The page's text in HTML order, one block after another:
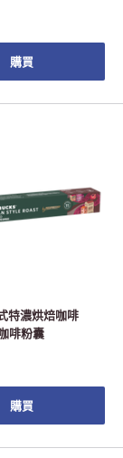
購買
特濃烘焙咖啡
啡粉囊
購買